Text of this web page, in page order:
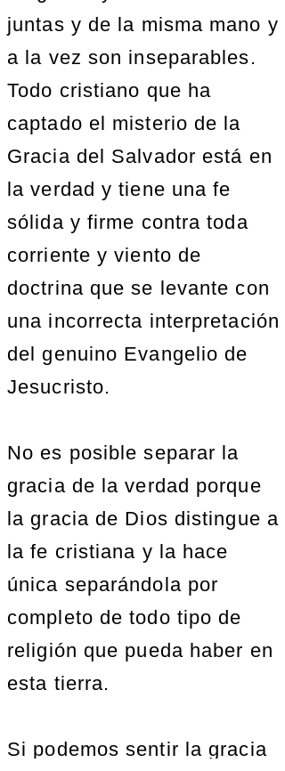
juntas y de la misma mano y
a la vez son inseparables.
Todo cristiano que ha
captado el misterio de la
Gracia del Salvador está en
la verdad y tiene una fe
sólida y firme contra toda
corriente y viento de
doctrina que se levante con
una incorrecta interpretación
del genuino Evangelio de
Jesucristo.
No es posible separar la
gracia de la verdad porque
la gracia de Dios distingue a
la fe cristiana y la hace
única separándola por
completo de todo tipo de
religión que pueda haber en
esta tierra.
Si podemos sentir la gracia